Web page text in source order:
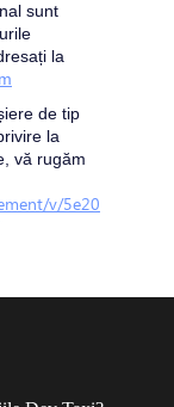
sunt
la
de tip
la
vă rugăm
v/5e20